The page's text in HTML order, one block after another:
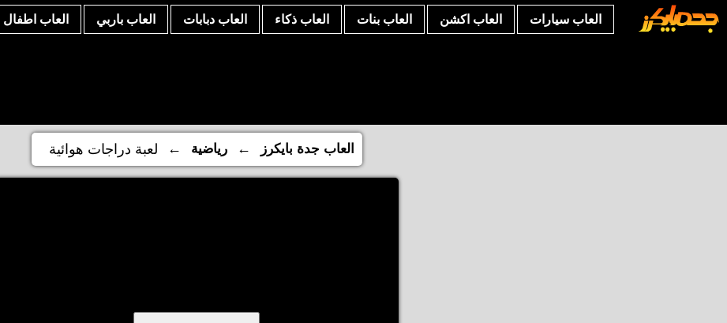
العاب سيارات العاب اكشن العاب بنات العاب ذكاء العاب دبابات العاب باربي العاب اطفال
العاب جدة بايكرز ← رياضية ← لعبة دراجات هوائية